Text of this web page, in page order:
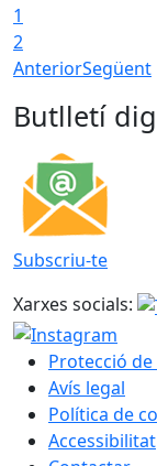
1
2
AnteriorSegüent
Butlletí
Subscriu-te
Xarxes socials:
Protecció de
Avís legal
Política de
Accessibilitat